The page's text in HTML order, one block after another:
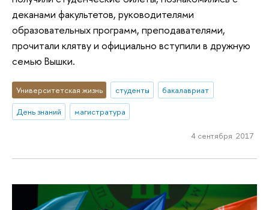
деканами факультетов, руководителями
образовательных программ, преподавателями,
прочитали клятву и официально вступили в дружную
семью Вышки.
Университетская жизнь студенты
бакалавриат
День знаний
магистратура
4 сентября 2017